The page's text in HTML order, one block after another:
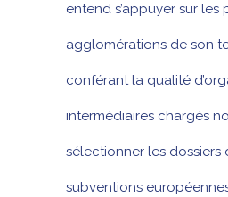
entend s’appuyer sur les
agglomérations de son
conférant la qualité
intermédiaires chargés
sélectionner les dossiers
subventions